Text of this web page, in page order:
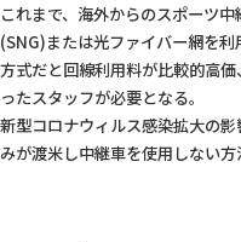
これまで、海外からのスポーツ
(SNG)または光ファイバー網を
方式だと回線利用料が比較的高
ったスタッフが必要となる。
新型コロナウィルス感染拡大の
みが渡米し中継車を使用しない方